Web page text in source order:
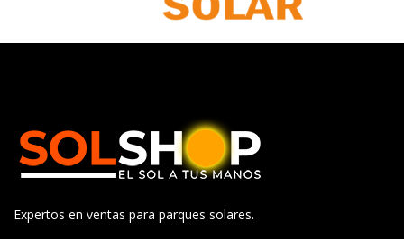
Expertos en ventas para parques solares.